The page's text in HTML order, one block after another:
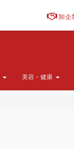
卸企
美容・健康